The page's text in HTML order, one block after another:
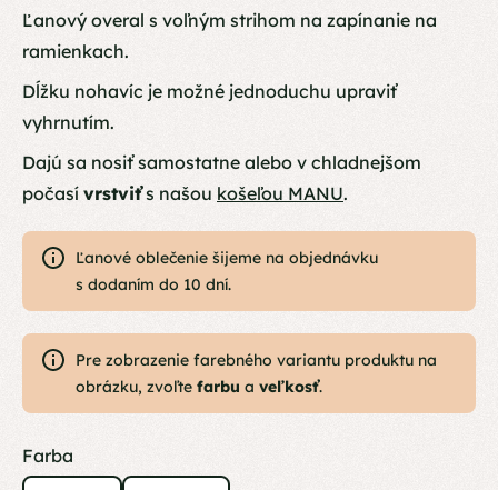
Ľanový overal s voľným strihom na zapínanie na
ramienkach.
Dĺžku nohavíc je možné jednoduchu upraviť
vyhrnutím.
Dajú sa nosiť samostatne alebo v chladnejšom
počasí vrstviťs našou košeľou MANU.
Ľanové oblečenie šijeme na objednávku
s dodaním do 10 dní.
Pre zobrazenie farebného variantu produktu na
obrázku, zvoľte farbu a veľkosť.
Farba